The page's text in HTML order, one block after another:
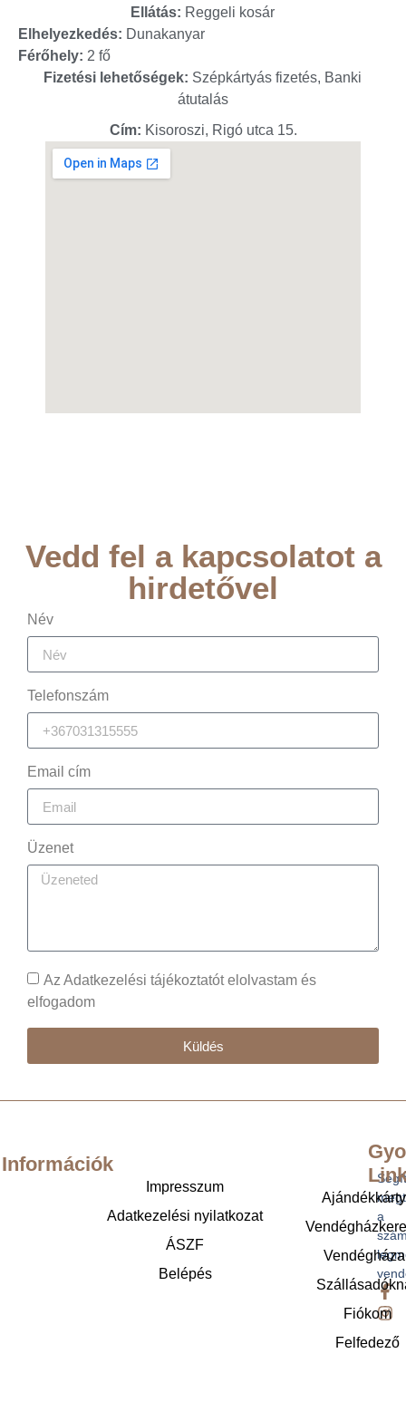
Ellátás: Reggeli kosár
Elhelyezkedés: Dunakanyar
Férőhely: 2 fő
Fizetési lehetőségek: Szépkártyás fizetés, Banki
átutalás
Cím: Kisoroszi, Rigó utca 15.
Vedd fel a kapcsolatot a
hirdetővel
Név
Telefonszám
Email cím
Üzenet
Az Adatkezelési tájékoztatót elolvastam és
elfogadom
Küldés
a
Fiókom
Felfedező
Információk
Impresszum
Adatkezelési nyilatkozat
ÁSZF
Belépés